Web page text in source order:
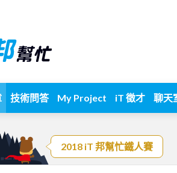
技術問答 My Project iT 徵才 聊天
2018 iT 邦幫忙鐵人賽